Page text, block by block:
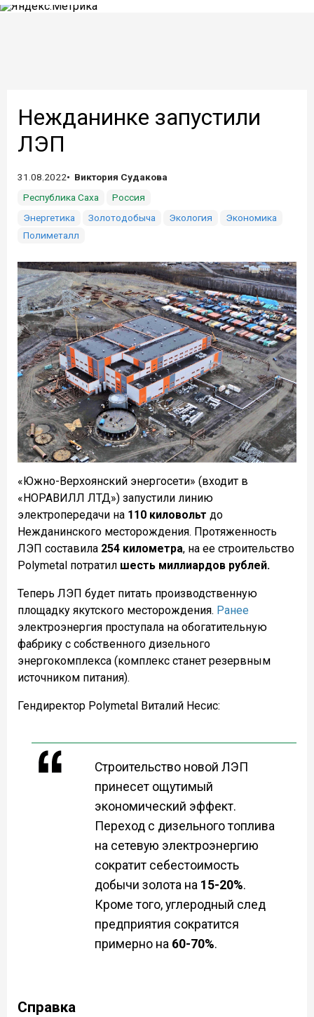
Нежданинке запустили
ЛЭП
31.08.2022
Виктория Судакова
Республика Саха
Россия
Энергетика
Золотодобыча Экология
Экономика
Полиметалл
«Южно-Верхоянский энергосети» (входит в
«НОРАВИЛЛ ЛТД») запустили линию
электропередачи на 110 киловольт до
Нежданинского месторождения. Протяженность
ЛЭП составила 254 километра, на ее строительство
Polymetal потратил шесть миллиардов рублей.
Теперь ЛЭП будет питать производственную
площадку якутского месторождения. Ранее
электроэнергия проступала на обогатительную
фабрику с собственного дизельного
энергокомплекса (комплекс станет резервным
источником питания).
Гендиректор Polymetal Виталий Несис:
Строительство новой ЛЭП
принесет ощутимый
экономический эффект.
Переход с дизельного топлива
на сетевую электроэнергию
сократит себестоимость
добычи золота на 15-20%.
Кроме того, углеродный след
предприятия сократится
примерно на 60-70%.
Справка